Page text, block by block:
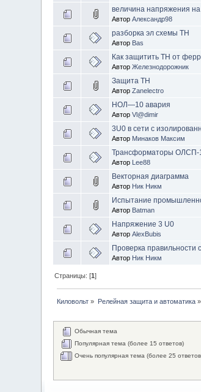
величина напряжения
АвторАлександр98
разборка эл схемы ТН
Автор Bas
Как защитить ТН от
АвторЖелезнодорожник
Защита ТН
АвторZanelectro
НОЛ—10 авария
АвторVl@dimir
3U0 в сети с
Автор Минаков Максим
Трансформаторы ОЛСП-
Автор Lee88
Векторная диаграмма
Автор Ник Никм
Испытание
Автор Batman
Напряжение 3 U0
АвторAlexBubis
Проверка правильности
Автор Ник Никм
Страницы: [1]
Киловольт » Релейная защита и автоматика»
Обычная тема
Популярная тема (более 15 ответов)
Очень популярная тема (более 25